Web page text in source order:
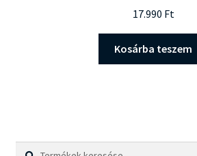
17.990 Ft
Kosárba teszem
Keresés
Keresés